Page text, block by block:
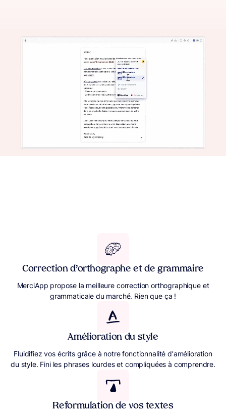
Correction d’orthographe et de grammaire
MerciApp propose la meilleure correction orthographique et
grammaticale du marché. Rien que ça !
Amélioration du style
Fluidifiez vos écrits grâce à notre fonctionnalité d’amélioration
du style. Fini les phrases lourdes et compliquées à comprendre.
Reformulation de vos textes